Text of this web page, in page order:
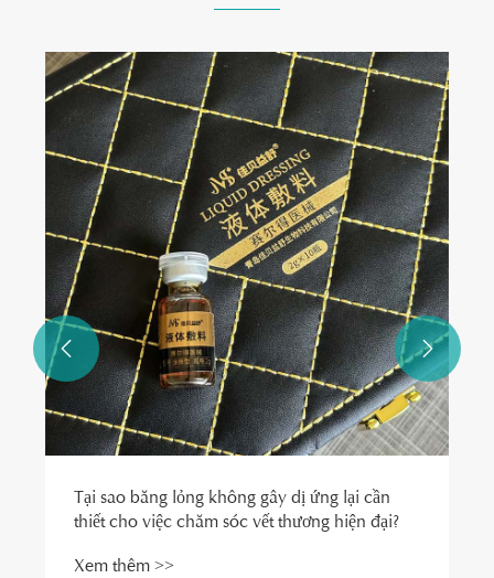
Tại sao băng lỏng không gây dị ứng lại cần
thiết cho việc chăm sóc vết thương hiện đại?
Xem thêm >>
 